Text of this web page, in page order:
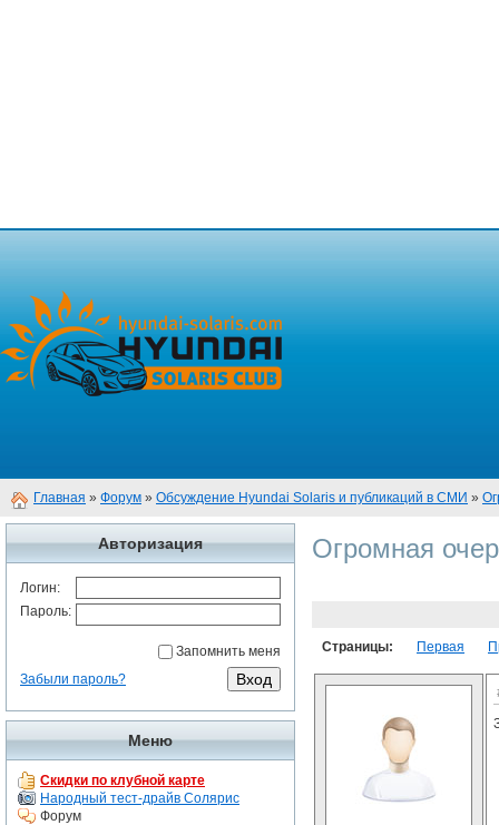
Главная » Форум » Обсуждение Hyundai Solaris и публикаций в СМИ »
Авторизация
Логин:
Пароль:
Запомнить меня
Забыли пароль?
Меню
Скидки по клубной карте
Народный тест-драйв Солярис
Форум
Огромная
Страницы: Первая